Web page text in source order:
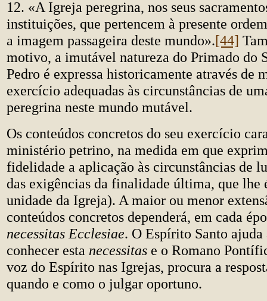
12. «A Igreja peregrina, nos seus
instituições, que pertencem à presente
a imagem passageira deste mundo».[44]
motivo, a imutável natureza do Primado do
Pedro é expressa historicamente através de
exercício adequadas às circunstâncias de
peregrina neste mundo mutável.
Os conteúdos concretos do seu exercício
ministério petrino, na medida em que
fidelidade a aplicação às circunstâncias de
das exigências da finalidade última, que lhe
unidade da Igreja). A maior ou menor
conteúdos concretos dependerá, em cada
necessitas Ecclesiae. O Espírito Santo ajuda
conhecer esta necessitas e o Romano
voz do Espírito nas Igrejas, procura a
quando e como o julgar oportuno.